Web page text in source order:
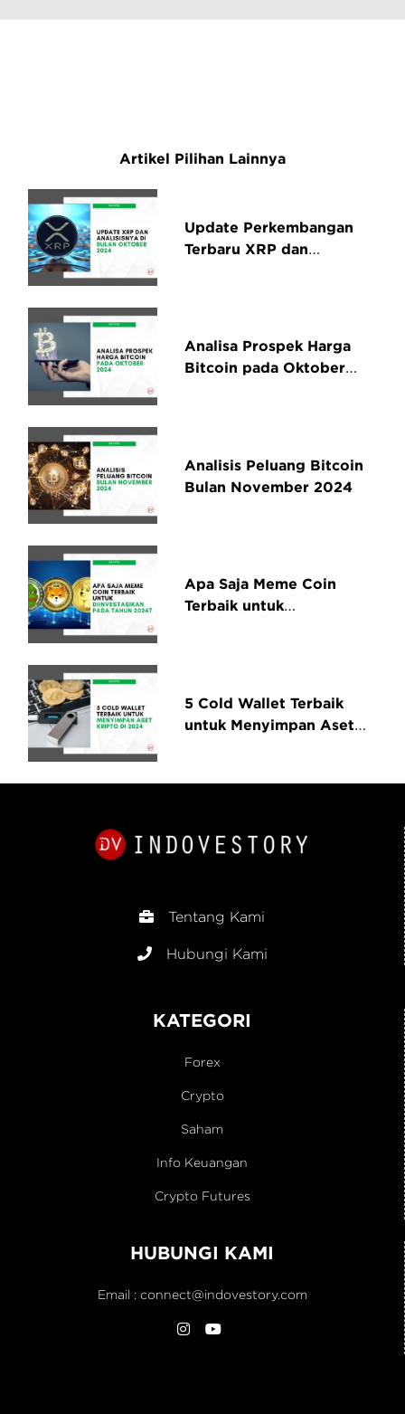
Artikel Pilihan Lainnya
Update Perkembangan
Terbaru XRP dan
Analisa Prospek Harga
Bitcoin pada Oktober
Analisis Peluang Bitcoin
Bulan November 2024
Apa Saja Meme Coin
Terbaik untuk
5 Cold Wallet Terbaik
untuk Menyimpan Aset
Tentang Kami
Hubungi Kami
KATEGORI
Forex
Crypto
Saham
Info Keuangan
Crypto Futures
HUBUNGI KAMI
Email : connect@indovestory.com